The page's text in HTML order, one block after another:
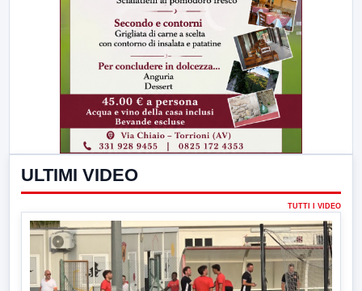
ULTIMI VIDEO
TUTTI I VIDEO